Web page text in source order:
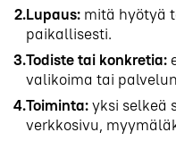
Lupaus: mitä hyötyä
paikallisesti.
Todiste tai konkretia:
valikoima tai
Toiminta:yksi selkeä
verkkosivu,